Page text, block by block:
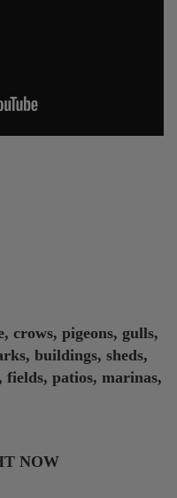
crows, pigeons, gulls,
buildings, sheds,
patios, marinas,
NOW